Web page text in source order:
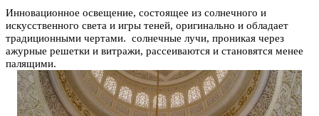
Инновационное освещение, состоящее из солнечного и
искусственного света и игры теней, оригинально и обладает
традиционными чертами. солнечные лучи, проникая через
ажурные решетки и витражи, рассеиваются и становятся менее
палящими.